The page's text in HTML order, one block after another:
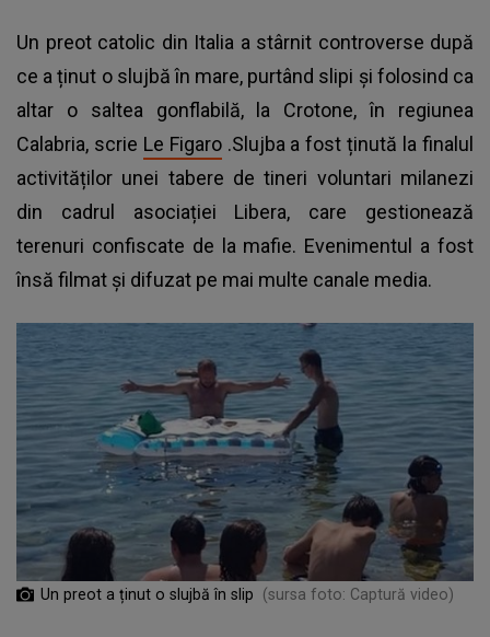
Un preot catolic din Italia a stârnit controverse după
ce a ținut o slujbă în mare, purtând slipi și folosind ca
altar o saltea gonflabilă, la Crotone, în regiunea
Calabria, scrie Le Figaro.Slujba a fost ținută la finalul
activităților unei tabere de tineri voluntari milanezi
din cadrul asociației Libera, care gestionează
terenuri confiscate de la mafie. Evenimentul a fost
însă filmat și difuzat pe mai multe canale media.
Un preot a ținut o slujbă în slip (sursa foto: Captură video)